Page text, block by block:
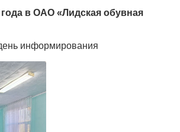
года в ОАО «Лидская обувная
информирования